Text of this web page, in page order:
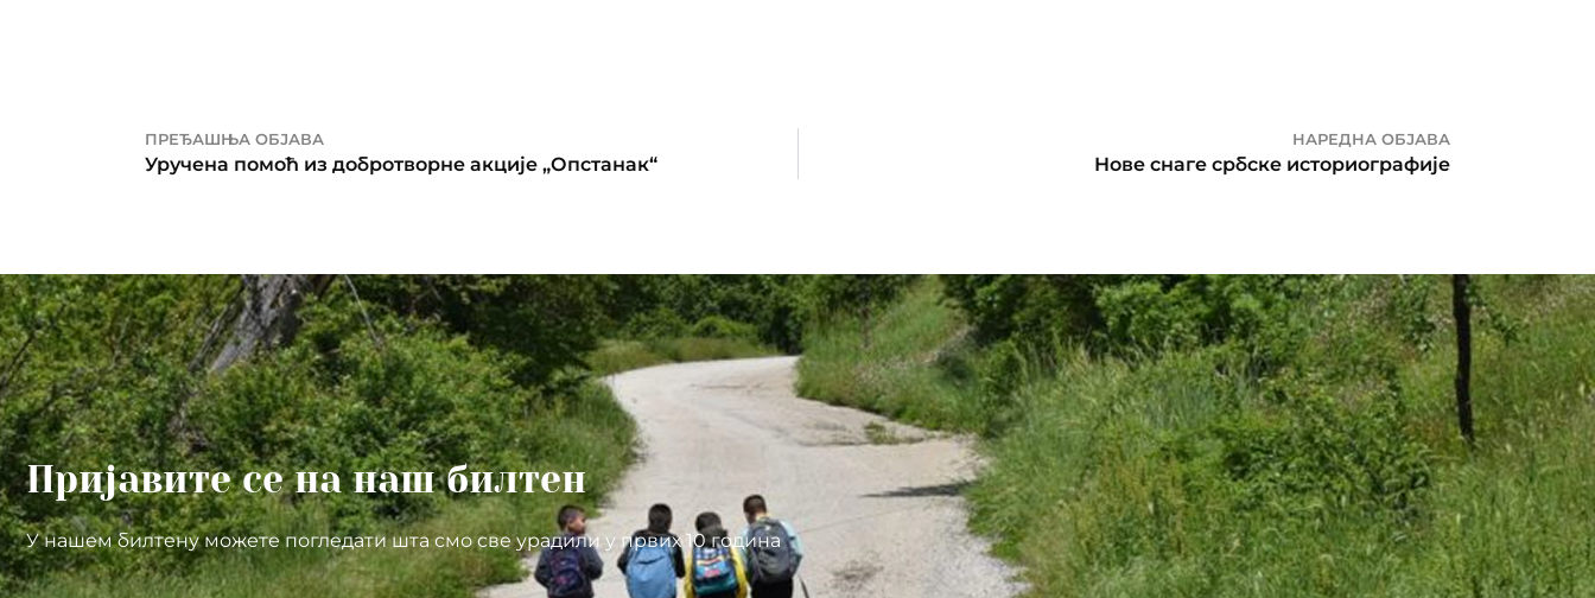
ПРЕЂАШЊА ОБЈАВА
Уручена помоћ из добротворне акције „Опстанак“
НАРЕДНА ОБЈАВА
Нове снаге србске историографије
Пријавите се на наш билтен
У нашем билтену можете погледати шта смо све урадили у првих 10 година